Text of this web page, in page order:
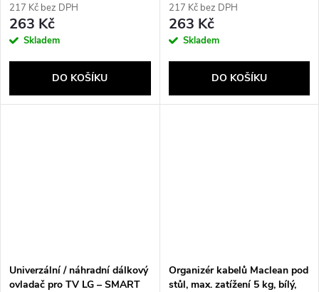
217 Kč bez DPH
263 Kč
Skladem
DO KOŠÍKU
217 Kč bez DPH
263 Kč
Skladem
DO KOŠÍKU
Univerzální / náhradní dálkový
ovladač pro TV LG – SMART
Organizér kabelů Maclean pod
stůl, max. zatížení 5 kg, bílý,